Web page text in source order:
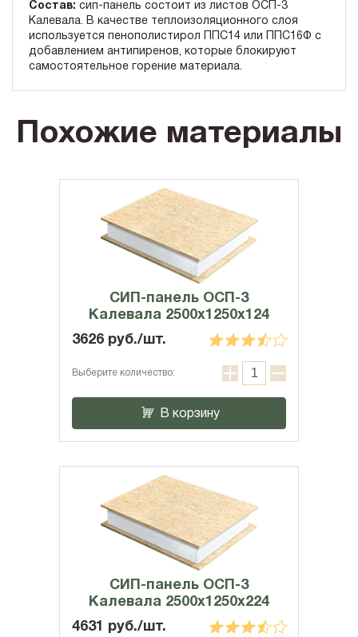
Состав: сип-панель состоит из листов ОСП-3
Калевала. В качестве теплоизоляционного слоя
используется пенополистирол ППС14 или ППС16Ф с
добавлением антипиренов, которые блокируют
самостоятельное горение материала.
Похожие материалы
СИП-панель ОСП-3
Калевала 2500x1250x124
3626 руб./шт.
Выберите количество:
В корзину
СИП-панель ОСП-3
Калевала 2500x1250x224
4631 руб./шт.